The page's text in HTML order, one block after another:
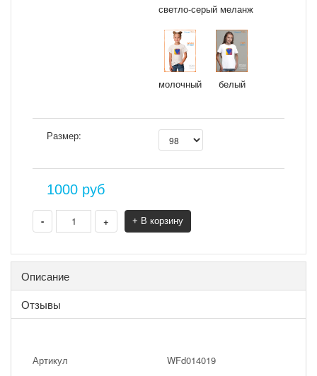
светло-серый меланж
молочный белый
Размер:
1000 руб
- + + В корзину
Описание
Отзывы
Артикул WFd014019